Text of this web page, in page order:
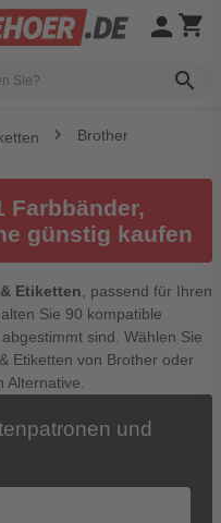
search
person shopping_cart
Brother
Farbbänder,
günstig kaufen
Etiketten, passend für Ihren
Sie 90 kompatible
sind. Wählen Sie
Etiketten von Brother oder
Alternative.
und